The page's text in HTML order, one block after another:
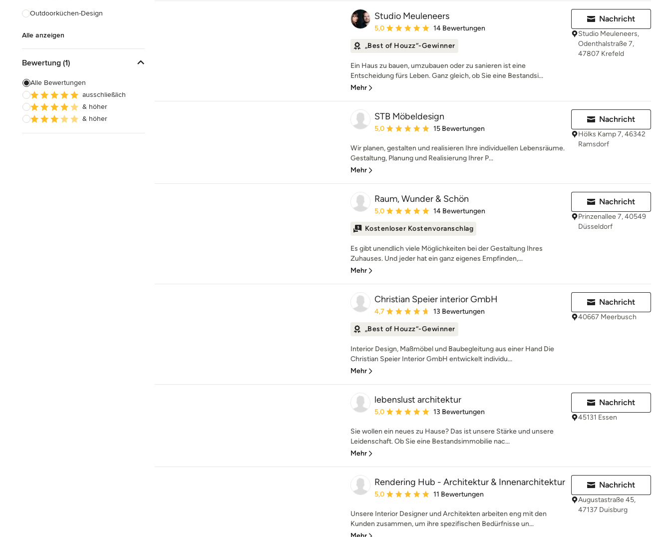
Outdoorküchen-Design
Alle anzeigen
Bewertung (1)
Alle Bewertungen
ausschließlich
& höher
& höher
Studio Meuleneers
Durchschnittliche Bewertung: 5 von 5 Sternen
5,0 14 Bewertungen
„Best of Houzz“-Gewinner
Ein Haus zu bauen, umzubauen oder zu sanieren ist eine
Entscheidung fürs Leben. Ganz gleich, ob Sie eine Bestandsi...
Mehr
Nachricht
Studio Meuleneers,
Odenthalstraße 7,
47807 Krefeld
STB Möbeldesign
Durchschnittliche Bewertung: 5 von 5 Sternen
5,0 15 Bewertungen
Wir planen, gestalten und realisieren Ihre individuellen Lebensräume.
Gestaltung, Planung und Realisierung Ihrer P...
Mehr
Nachricht
Hölks Kamp 7, 46342
Ramsdorf
Raum, Wunder & Schön
Durchschnittliche Bewertung: 5 von 5 Sternen
5,0 14 Bewertungen
Kostenloser Kostenvoranschlag
Es gibt unendlich viele Möglichkeiten bei der Gestaltung Ihres
Zuhauses. Und jeder hat ein ganz eigenes Empfinden,...
Mehr
Nachricht
Prinzenallee 7, 40549
Düsseldorf
Christian Speier interior GmbH
Durchschnittliche Bewertung: 4.7 von 5 Sternen
4,7 13 Bewertungen
„Best of Houzz“-Gewinner
Interior Design, Maßmöbel und Baubegleitung aus einer Hand Die
Christian Speier Interior GmbH entwickelt individu...
Mehr
Nachricht
40667 Meerbusch
lebenslust architektur
Durchschnittliche Bewertung: 5 von 5 Sternen
5,0 13 Bewertungen
Sie wollen ein neues zu Hause? Das ist unsere Stärke und unsere
Leidenschaft. Ob Sie eine Bestandsimmobilie nac...
Mehr
Nachricht
45131 Essen
Rendering Hub - Architektur & Innenarchitektur
Durchschnittliche Bewertung: 5 von 5 Sternen
5,0 11 Bewertungen
Unsere Interior Designer und Architekten arbeiten eng mit den
Kunden zusammen, um ihre spezifischen Bedürfnisse un...
Nachricht
Augustastraße 45,
47137 Duisburg